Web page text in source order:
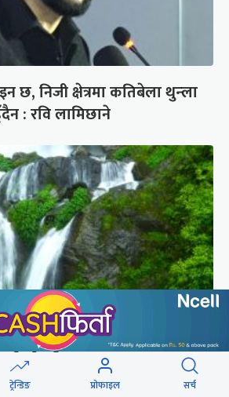
छ, निजी क्षेत्रमा कतिबेला थुन्ला
: रवि लामिछाने
मोहनी
ट्रेन्डिङ प्रोफाइल सर्च